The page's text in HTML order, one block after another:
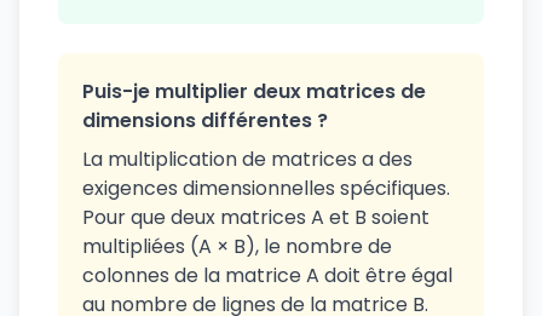
Puis-je multiplier deux matrices de
dimensions différentes ?
La multiplication de matrices a des
exigences dimensionnelles spécifiques.
Pour que deux matrices A et B soient
multipliées (A × B), le nombre de
colonnes de la matrice A doit être égal
au nombre de lignes de la matrice B.